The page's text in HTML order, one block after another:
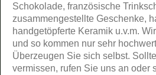
Schokolade, französische
zusammengestellte Geschenke,
handgetöpferte Keramik u.v.m.
und so kommen nur sehr
Überzeugen Sie sich selbst.
vermissen, rufen Sie uns an oder